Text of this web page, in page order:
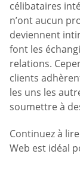
célibataires
n’ont aucun
deviennent
font les
relations.
clients
les uns les
soumettre à
Continuez à
Web est idéal